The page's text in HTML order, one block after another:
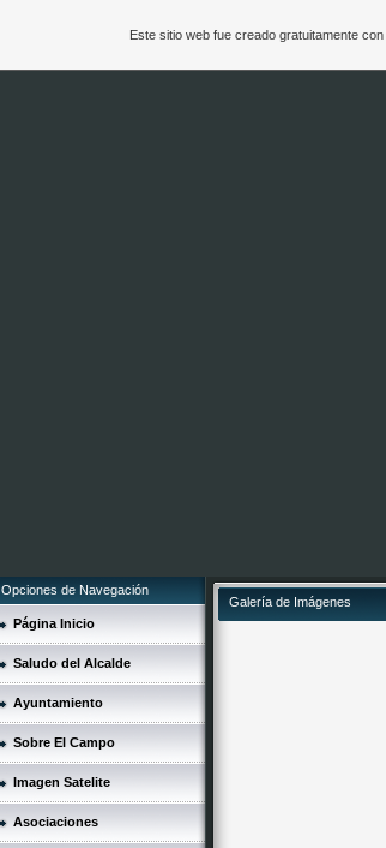
Opciones de Navegación
Página Inicio
Saludo del Alcalde
Ayuntamiento
Sobre El Campo
Imagen Satelite
Asociaciones
Galería de Imágenes
Este sitio web fue creado gratuitamente con